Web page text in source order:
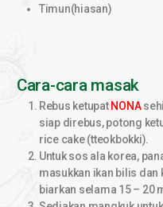
Timun(hiasan)
Cara-cara masak
Rebus ketupat NONA
siap direbus, potong
rice cake (tteokbokki).
Untuk sos ala korea,
masukkan ikan bilis dan
biarkan selama 15 – 20